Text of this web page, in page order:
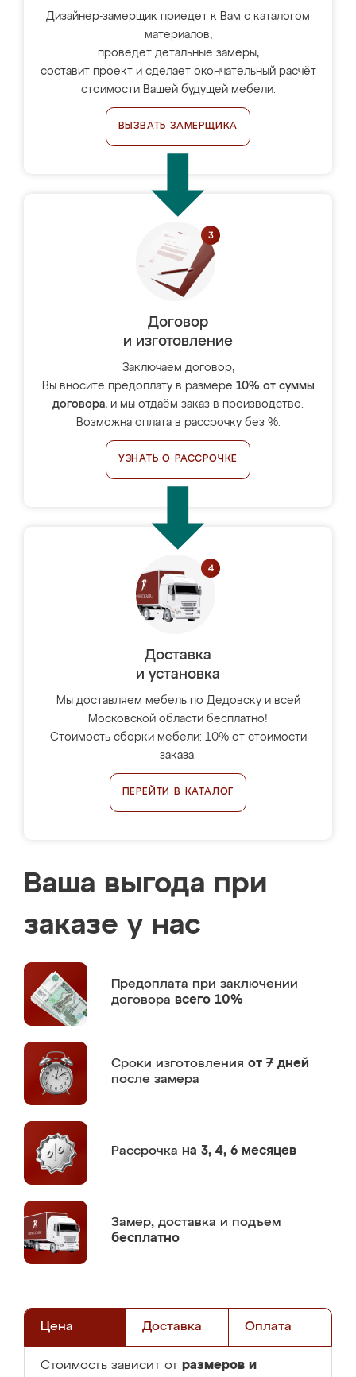
Дизайнер-замерщик приедет к Вам с каталогом
материалов,
проведёт детальные замеры,
составит проект и сделает окончательный расчёт
стоимости Вашей будущей мебели.
ВЫЗВАТЬ ЗАМЕРЩИКА
Договор
и изготовление
Заключаем договор,
Вы вносите предоплату в размере 10% от суммы
договора, и мы отдаём заказ в производство.
Возможна оплата в рассрочку без %.
УЗНАТЬ О РАССРОЧКЕ
Доставка
и установка
Мы доставляем мебель по Дедовску и всей
Московской области бесплатно!
Стоимость сборки мебели: 10% от стоимости
заказа.
ПЕРЕЙТИ В КАТАЛОГ
Ваша выгода при
заказе у нас
Предоплата при заключении
договора всего 10%
Сроки изготовления от 7 дней
после замера
Рассрочка на 3, 4, 6 месяцев
Замер, доставка и подъем
бесплатно
Цена Доставка Оплата
Стоимость зависит от размеров и